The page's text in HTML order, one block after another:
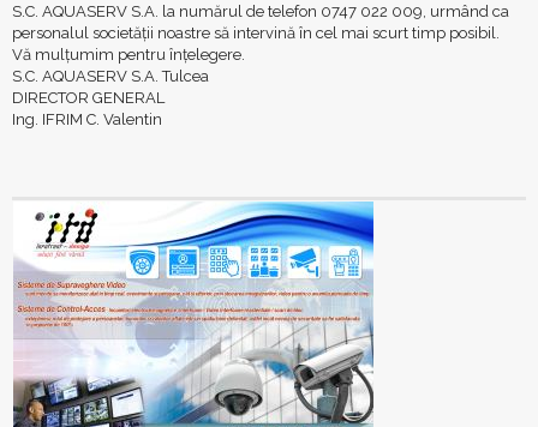
S.C. AQUASERV S.A. la numărul de telefon 0747 022 009, urmând ca
personalul societății noastre să intervină în cel mai scurt timp posibil.
Vă mulțumim pentru înțelegere.
S.C. AQUASERV S.A. Tulcea
DIRECTOR GENERAL
Ing. IFRIM C. Valentin